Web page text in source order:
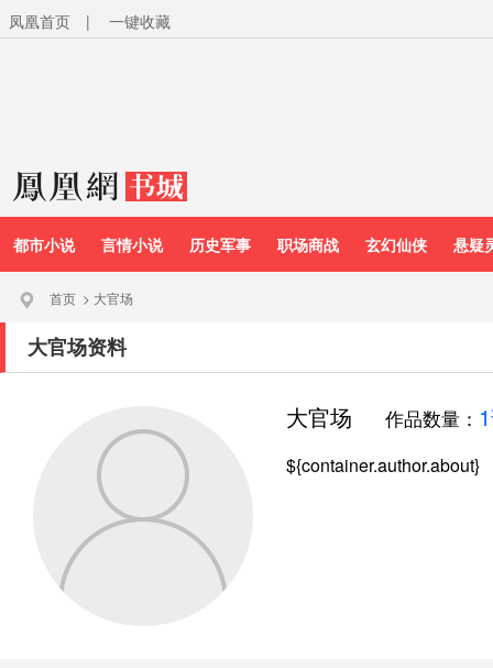
凤凰首页 | 一键收藏
都市小说 言情小说 历史军事 职场商战 玄幻仙侠 悬疑
首页 > 大官场
大官场资料
大官场 作品数量：
${container.author.about}